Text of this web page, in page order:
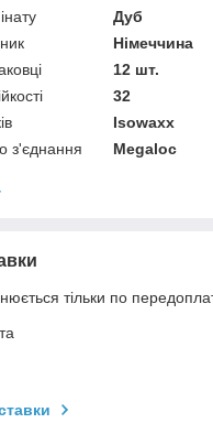
Дуб
Німеччина
12 шт.
32
Isowaxx
з'єднання
Megaloc
тільки по